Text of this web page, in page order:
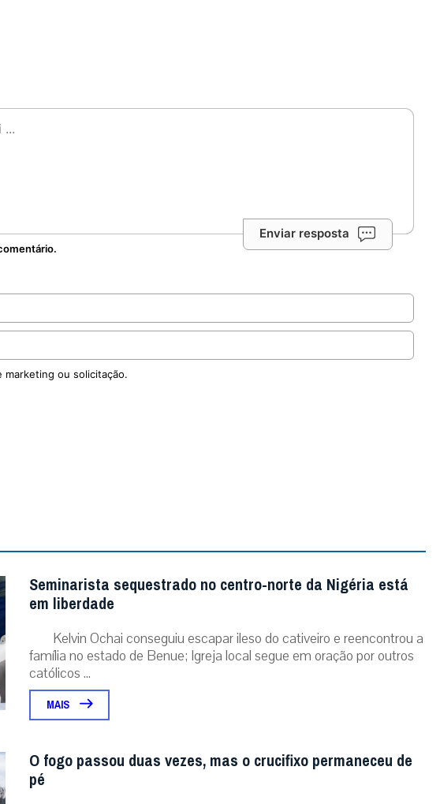
Enviar resposta
marketing ou solicitação.
Seminarista sequestrado no centro-norte da Nigéria está
em liberdade
Kelvin Ochai conseguiu escapar ileso do cativeiro e reencontrou a
família no estado de Benue; Igreja local segue em oração por outros
católicos ...
MAIS
O fogo passou duas vezes, mas o crucifixo permaneceu de
pé